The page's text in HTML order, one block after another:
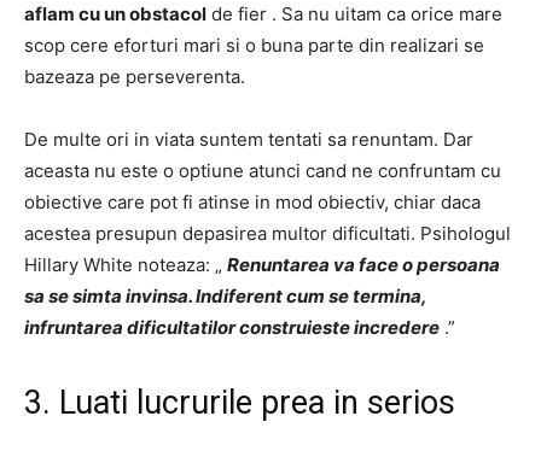
aflam cu unobstacol de fier . Sa nu uitam ca orice mare
scop cere eforturi mari si o buna parte din realizari se
bazeaza pe perseverenta.
De multe ori in viata suntem tentati sa renuntam. Dar
aceasta nu este o optiune atunci cand ne confruntam cu
obiective care pot fi atinse in mod obiectiv, chiar daca
acestea presupun depasirea multor dificultati. Psihologul
Hillary White noteaza: „ Renuntarea va face o persoana
sa se simta invinsa.Indiferent cum se termina,
infruntarea dificultatilor construieste incredere .”
3. Luati lucrurile prea in serios